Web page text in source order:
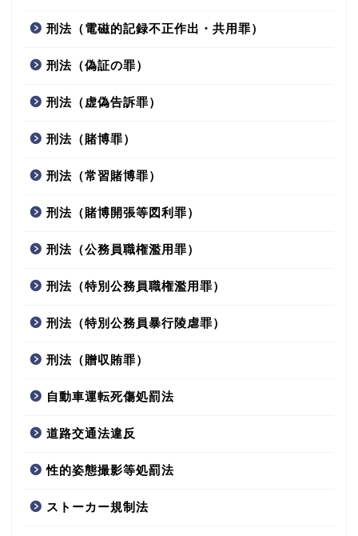
刑法（電磁的記録不正作出・共用罪）
刑法（偽証の罪）
刑法（虚偽告訴罪）
刑法（賭博罪）
刑法（常習賭博罪）
刑法（賭博開張等図利罪）
刑法（公務員職権濫用罪）
刑法（特別公務員職権濫用罪）
刑法（特別公務員暴行陵虐罪）
刑法（贈収賄罪）
自動車運転死傷処罰法
道路交通法違反
性的姿態撮影等処罰法
ストーカー規制法